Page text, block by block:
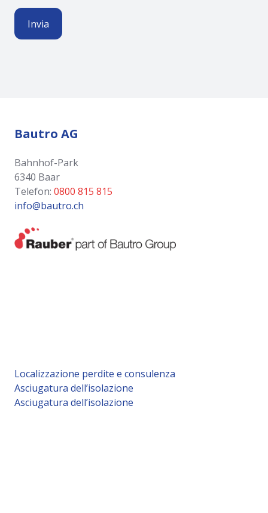
Bautro AG
Bahnhof-Park
6340 Baar
Telefon: 0800 815 815
info@bautro.ch
Localizzazione perdite e consulenza
Asciugatura dell’isolazione
Asciugatura dell’isolazione